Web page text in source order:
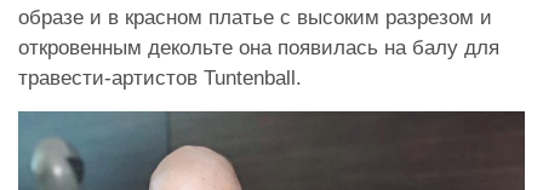
образе и в красном платье с высоким разрезом и
откровенным декольте она появилась на балу для
травести-артистов Tuntenball.